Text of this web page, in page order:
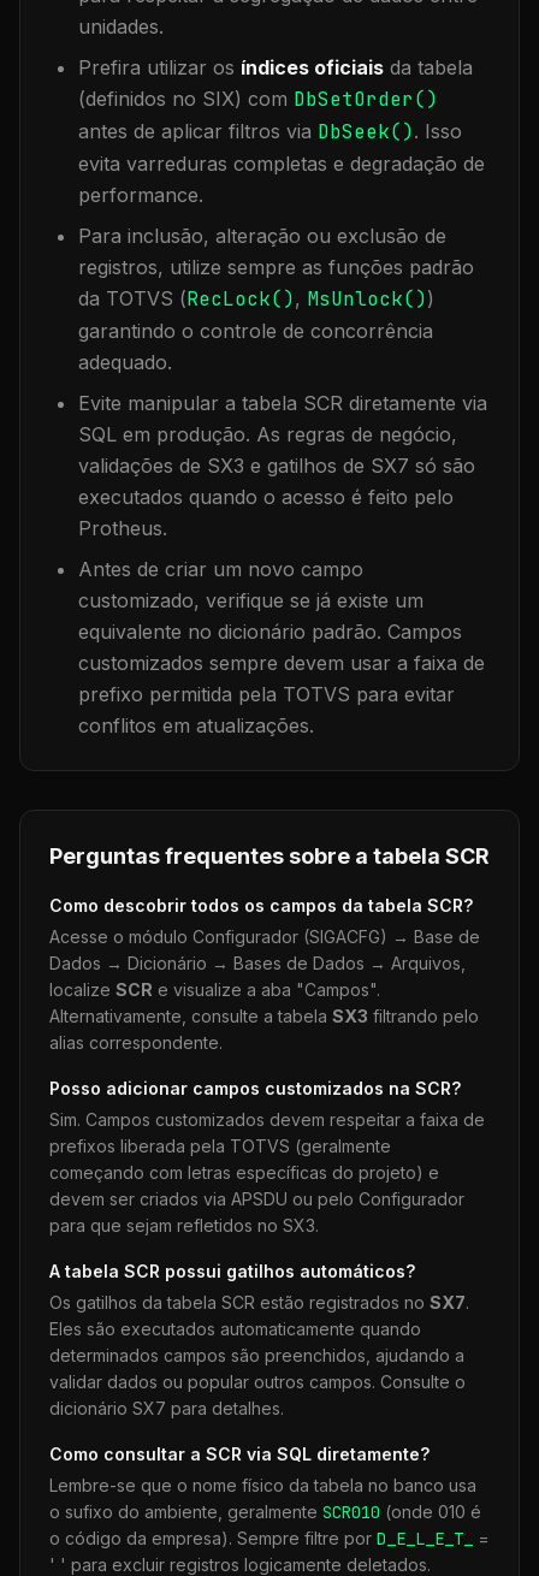
unidades.
Prefira utilizar os índices oficiais da tabela
(definidos no SIX) com DbSetOrder()
antes de aplicar filtros via DbSeek(). Isso
evita varreduras completas e degradação de
performance.
Para inclusão, alteração ou exclusão de
registros, utilize sempre as funções padrão
da TOTVS (RecLock(), MsUnlock())
garantindo o controle de concorrência
adequado.
Evite manipular a tabela SCR diretamente via
SQL em produção. As regras de negócio,
validações de SX3 e gatilhos de SX7 só são
executados quando o acesso é feito pelo
Protheus.
Antes de criar um novo campo
customizado, verifique se já existe um
equivalente no dicionário padrão. Campos
customizados sempre devem usar a faixa de
prefixo permitida pela TOTVS para evitar
conflitos em atualizações.
Perguntas frequentes sobre a tabela SCR
Como descobrir todos os campos da tabela SCR?
Acesse o módulo Configurador (SIGACFG) → Base de
Dados → Dicionário → Bases de Dados → Arquivos,
localize SCR e visualize a aba "Campos".
Alternativamente, consulte a tabela SX3 filtrando pelo
alias correspondente.
Posso adicionar campos customizados na SCR?
Sim. Campos customizados devem respeitar a faixa de
prefixos liberada pela TOTVS (geralmente
começando com letras específicas do projeto) e
devem ser criados via APSDU ou pelo Configurador
para que sejam refletidos no SX3.
A tabela SCR possui gatilhos automáticos?
Os gatilhos da tabela SCR estão registrados no SX7.
Eles são executados automaticamente quando
determinados campos são preenchidos, ajudando a
validar dados ou popular outros campos. Consulte o
dicionário SX7 para detalhes.
Como consultar a SCR via SQL diretamente?
Lembre-se que o nome físico da tabela no banco usa
o sufixo do ambiente, geralmente SCR010 (onde 010 é
o código da empresa). Sempre filtre por D_E_L_E_T_
=
' ' para excluir registros logicamente deletados.